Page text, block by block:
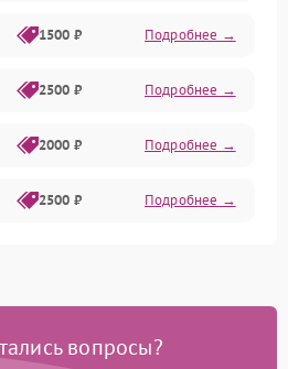
1500 ₽ Подробнее →
2500 ₽ Подробнее →
2000 ₽ Подробнее →
2500 ₽ Подробнее →
вопросы?